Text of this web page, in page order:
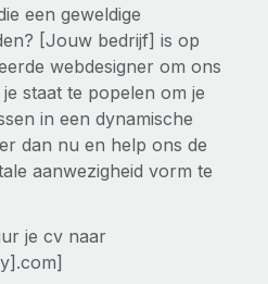
integreren
HR-functies voor je team
met onze MCP
met essentiële zakelijke tools
solutions op maat
in je platform
een geweldige
[Jouw bedrijf] is op
webdesigner om ons
staat te popelen om je
in een dynamische
dan nu en help ons de
aanwezigheid vorm te
je cv naar